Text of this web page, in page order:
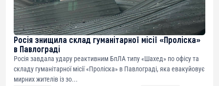
Росія знищила склад гуманітарної місії «Проліска»
в Павлограді
Росія завдала удару реактивним БпЛА типу «Шахед» по офісу та
складу гуманітарної місії «Проліска» в Павлограді, яка евакуйовує
мирних жителів із зо...